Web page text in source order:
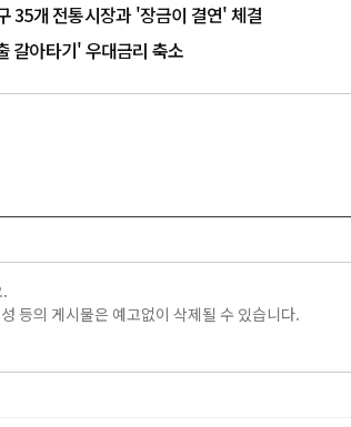
35개 전통시장과 '장금이 결연' 체결
갈아타기' 우대금리 축소